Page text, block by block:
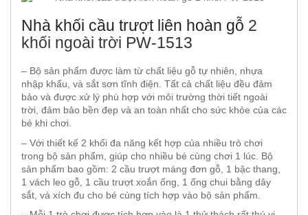
Nhà khối cầu trượt liên hoàn gỗ 2
khối ngoài trời PW-1513
– Bộ sản phẩm được làm từ chất liệu gỗ tự nhiên, nhựa
nhập khẩu, và sắt sơn tĩnh điện. Tất cả chất liệu đều đảm
bảo và được xử lý phù hợp với môi trường thời tiết ngoài
trời, đảm bảo bền đẹp và an toàn nhất cho sức khỏe của các
bé khi chơi.
– Với thiết kế 2 khối đa năng kết hợp của nhiều trò chơi
trong bộ sản phẩm, giúp cho nhiều bé cùng chơi 1 lúc. Bộ
sản phẩm bao gồm: 2 cầu trượt máng đơn gỗ, 1 bậc thang,
1 vách leo gỗ, 1 cầu trượt xoắn ống, 1 ống chui bằng dây
sắt, và xích đu cho bé cùng tích hợp vào bộ sản phẩm.